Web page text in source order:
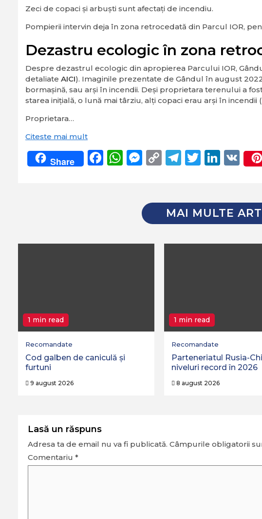
Zeci de copaci și arbuști sunt afectați de incendiu.
Pompierii intervin deja în zona retrocedată din Parcul IOR,
Dezastru ecologic în zona
Despre dezastrul ecologic din apropierea Parcului IOR,
detaliate AICI). Imaginile prezentate de Gândul în august
bormașină, sau arși în incendii. Deși proprietara terenului a
starea inițială, o lună mai târziu, alți copaci erau arși în
Proprietara…
Citeste mai mult
Share Facebook
WhatsApp
Messenger
CopyTelegram
Twitter
VK
MAI MULTE
1 min read
Recomandate
Cod galben de caniculă și
furtuni
9 august 2026
1 min read
Recomandate
Parteneriatul Rusia-
niveluri record în 2026
8 august 2026
Lasă un răspuns
Adresa ta de email nu va fi publicată. Câmpurile obligatorii
Comentariu *